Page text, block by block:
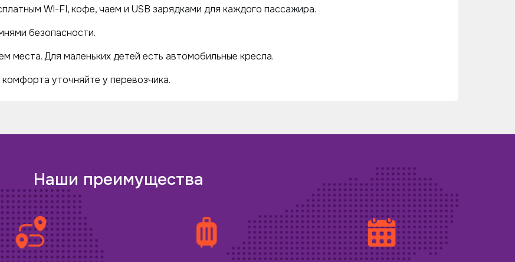
WI-FI, кофе, чаем и USB зарядками для каждого пассажира.
безопасности.
места. Для маленьких детей есть автомобильные кресла.
уточняйте у перевозчика.
Наши преимущества